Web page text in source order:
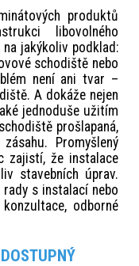
produktů
libovolného
jakýkoliv podklad:
schodiště nebo
není ani tvar –
A dokáže nejen
jednoduše užitím
prošlapaná,
Promyšlený
zajistí, že instalace
stavebních úprav.
rady s instalací nebo
odborné